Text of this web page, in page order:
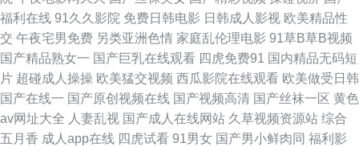
日韩无码成人网址 午夜在线97 91人妻爱福利视频 爱豆传媒免费播放 国产福
利视频网导航 色司机APP导航 在线观看av 国产成人日 三级黄色日叉视频 青
青草大香蕉伊人av 日本啊v在线播放 日韩毛片专区 久久99精品视频 91传媒
免费入口 99久久卡1卡2 福利院av 伦理加色网 三级网址中文免费观看 国产
福利在线 91久久影院 免费日韩电影 日韩成人影视 欧美精品性
交 午夜宅男免费 另类亚洲色情 家庭乱伦理电影 91草B草B视频
国产精品熟女一 国产巨乳在线观看 四虎免费91 国内精品无码短
片 超碰成人操操 欧美猛交视频 西瓜影院在线观看 欧美做受日韩
国产在线一 国产原创视频在线 国产视频高清 国产丝袜一区 黄色
av网址大全 人妻乱视 国产成人在线网站 久草视频资源站 综合
五月香 成人app在线 四虎试看 91男女 国产男小鲜肉同 福利影